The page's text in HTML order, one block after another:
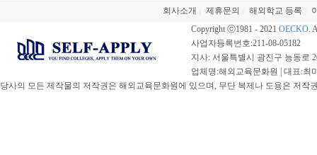
회사소개 제휴문의 해외학교 등록
Copyright ⓒ1981 - 2021 OECKO.
사업자등록번호:211-08-05182
지사: 서울특별시 광진구 능동로
업체명:해외교육문화원 | 대표:최
당사의 모든 제작물의 저작권은 해외교육문화원에 있으며, 무단 복제나 도용은 저